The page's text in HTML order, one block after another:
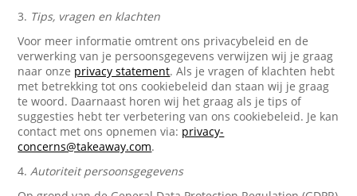
3. Tips, vragen en klachten
Voor meer informatie omtrent ons privacybeleid en de
verwerking van je persoonsgegevens verwijzen wij je graag
naar onze privacy statement. Als je vragen of klachten hebt
met betrekking tot ons cookiebeleid dan staan wij je graag
te woord. Daarnaast horen wij het graag als je tips of
suggesties hebt ter verbetering van ons cookiebeleid. Je kan
contact met ons opnemen via: privacy-
concerns@takeaway.com.
4.Autoriteit persoonsgegevens